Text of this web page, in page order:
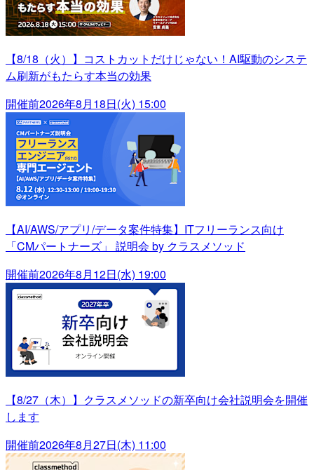
【8/18（火）】コストカットだけじゃない！AI駆動のシステ
ム刷新がもたらす本当の効果
開催前2026年8月18日(火) 15:00
【AI/AWS/アプリ/データ案件特集】ITフリーランス向け
「CMパートナーズ」 説明会 by クラスメソッド
開催前2026年8月12日(水) 19:00
【8/27（木）】クラスメソッドの新卒向け会社説明会を開催
します
開催前2026年8月27日(木) 11:00